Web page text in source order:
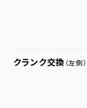
クランク交換 （左側）